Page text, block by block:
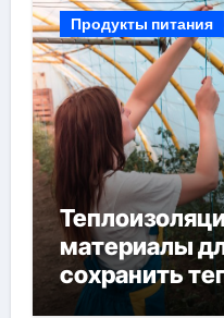
Продукты питания
материалы
сохранить
богатый